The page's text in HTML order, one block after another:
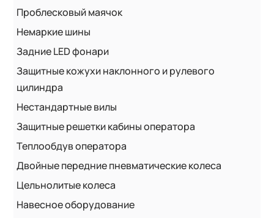
Проблесковый маячок
Немаркие шины
Задние LED фонари
Защитные кожухи наклонного и рулевого
цилиндра
Нестандартные вилы
Защитные решетки кабины оператора
Теплообдув оператора
Двойные передние пневматические колеса
Цельнолитые колеса
Навесное оборудование